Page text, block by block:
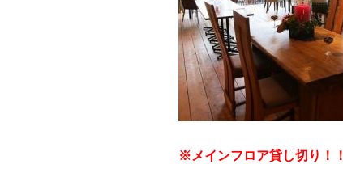
※メインフロア貸し切り！！